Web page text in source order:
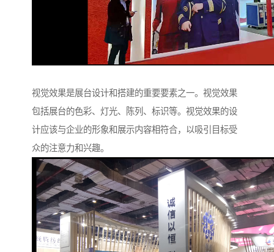
视觉效果是展台设计和搭建的重要要素之一。视觉效果
包括展台的色彩、灯光、陈列、标识等。视觉效果的设
计应该与企业的形象和展示内容相符合，以吸引目标受
众的注意力和兴趣。